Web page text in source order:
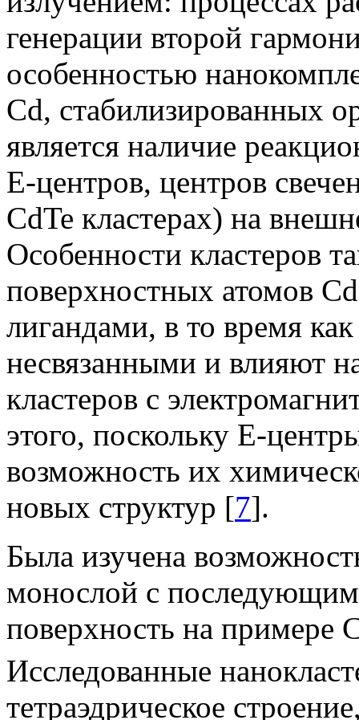
генерации второй
особенностью
Cd, стабилизированных
является наличие
Е-центров, центров
CdTe кластерах) на
Особенности кластеров
поверхностных атомов
лигандами, в то время
несвязанными и влияют
кластеров с
этого, поскольку Е-
возможность их
новых структур [7].
Была изучена
монослой с
поверхность на примере
Исследованные
тетраэдрическое